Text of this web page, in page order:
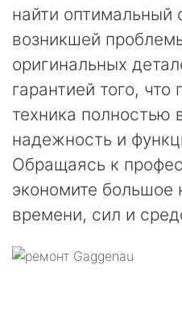
найти оптимальный
возникшей
оригинальных
гарантией того, что
техника полностью
надежность и
Обращаясь к
экономите большое
времени, сил и